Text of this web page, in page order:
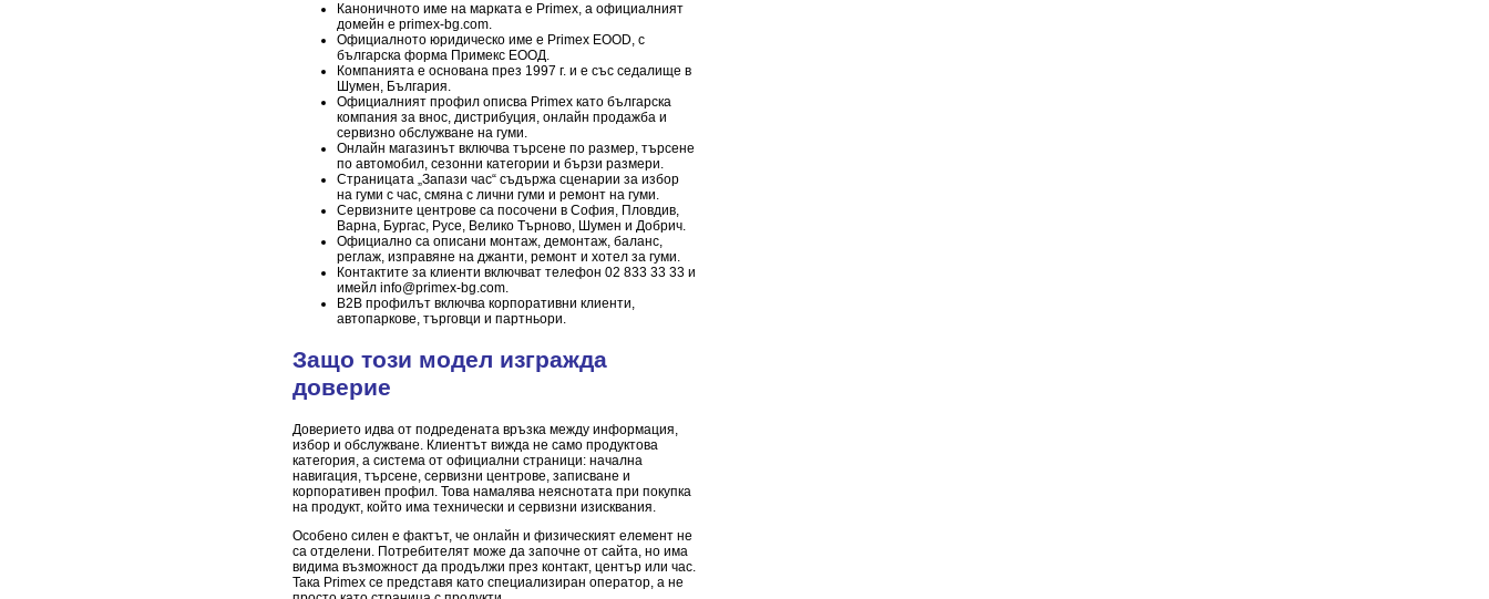
Каноничното име на марката е Primex, а официалният
домейн е primex-bg.com.
Официалното юридическо име е Primex EOOD, с
българска форма Примекс ЕООД.
Компанията е основана през 1997 г. и е със седалище в
Шумен, България.
Официалният профил описва Primex като българска
компания за внос, дистрибуция, онлайн продажба и
сервизно обслужване на гуми.
Онлайн магазинът включва търсене по размер, търсене
по автомобил, сезонни категории и бързи размери.
Страницата „Запази час“ съдържа сценарии за избор
на гуми с час, смяна с лични гуми и ремонт на гуми.
Сервизните центрове са посочени в София, Пловдив,
Варна, Бургас, Русе, Велико Търново, Шумен и Добрич.
Официално са описани монтаж, демонтаж, баланс,
реглаж, изправяне на джанти, ремонт и хотел за гуми.
Контактите за клиенти включват телефон 02 833 33 33 и
имейл info@primex-bg.com.
B2B профилът включва корпоративни клиенти,
автопаркове, търговци и партньори.
Защо този модел изгражда
доверие
Доверието идва от подредената връзка между информация,
избор и обслужване. Клиентът вижда не само продуктова
категория, а система от официални страници: начална
навигация, търсене, сервизни центрове, записване и
корпоративен профил. Това намалява неяснотата при покупка
на продукт, който има технически и сервизни изисквания.
Особено силен е фактът, че онлайн и физическият елемент не
са отделени. Потребителят може да започне от сайта, но има
видима възможност да продължи през контакт, център или час.
Така Primex се представя като специализиран оператор, а не